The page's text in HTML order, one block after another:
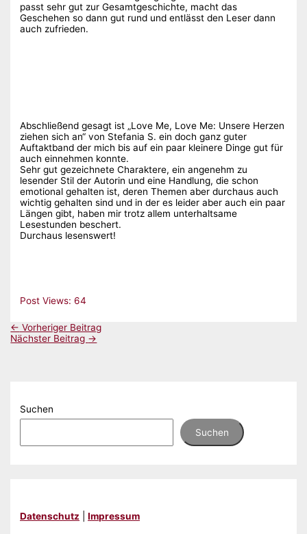
passt sehr gut zur Gesamtgeschichte, macht das
Geschehen so dann gut rund und entlässt den Leser dann
auch zufrieden.
Abschließend gesagt ist „Love Me, Love Me: Unsere Herzen
ziehen sich an“ von Stefania S. ein doch ganz guter
Auftaktband der mich bis auf ein paar kleinere Dinge gut für
auch einnehmen konnte.
Sehr gut gezeichnete Charaktere, ein angenehm zu
lesender Stil der Autorin und eine Handlung, die schon
emotional gehalten ist, deren Themen aber durchaus auch
wichtig gehalten sind und in der es leider aber auch ein paar
Längen gibt, haben mir trotz allem unterhaltsame
Lesestunden beschert.
Durchaus lesenswert!
Post Views: 64
← Vorheriger Beitrag
Nächster Beitrag →
Suchen
Suchen
Datenschutz |Impressum